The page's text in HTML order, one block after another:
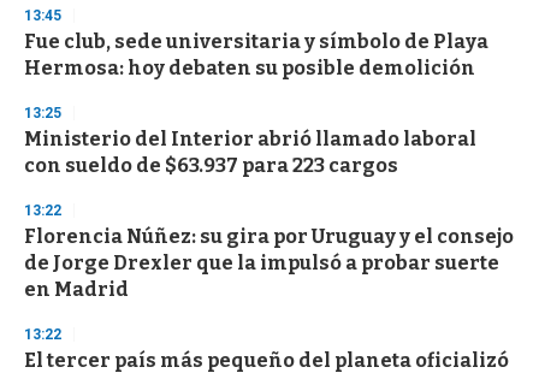
13:45
Fue club, sede universitaria y símbolo de Playa
Hermosa: hoy debaten su posible demolición
13:25
Ministerio del Interior abrió llamado laboral
con sueldo de $63.937 para 223 cargos
13:22
Florencia Núñez: su gira por Uruguay y el consejo
de Jorge Drexler que la impulsó a probar suerte
en Madrid
13:22
El tercer país más pequeño del planeta oficializó